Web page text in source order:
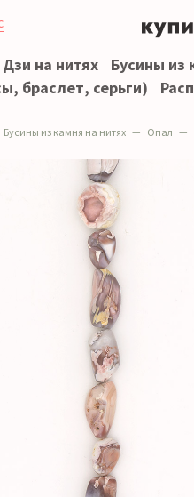
на нитях Бусины из
браслет, серьги)
Бусины из камня на нитях Опал